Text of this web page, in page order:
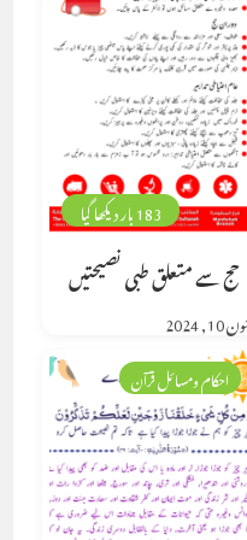
183 بار دیکھا گیا
حج سے متعلق طبی نصیحتیں
2024
احکام ومسائل قرآن